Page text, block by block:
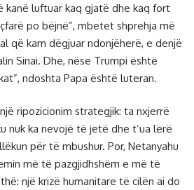
kanë luftuar kaq gjatë dhe kaq fort
po bëjnë”, mbetet shprehja më
që kam dëgjuar ndonjëherë, e denjë
Sinai. Dhe, nëse Trumpi është
ndoshta Papa është luteran.
ripozicionim strategjik: ta nxjerrë
nuk ka nevojë të jetë dhe t’ua lërë
për të mbushur. Por, Netanyahu
më të pazgjidhshëm e më të
një krizë humanitare të cilën ai do